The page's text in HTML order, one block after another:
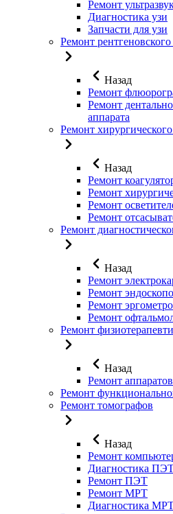
Ремонт
Диагностика узи
Запчасти для узи
Ремонт
Назад
Ремонт
Ремонт
аппарата
Ремонт
Назад
Ремонт
Ремонт
Ремонт
Ремонт
Ремонт
Назад
Ремонт
Ремонт
Ремонт
Ремонт
Ремонт
Назад
Ремонт
Ремонт
Ремонт томографов
Назад
Ремонт
Диагностика
Ремонт ПЭТ
Ремонт МРТ
Диагностика